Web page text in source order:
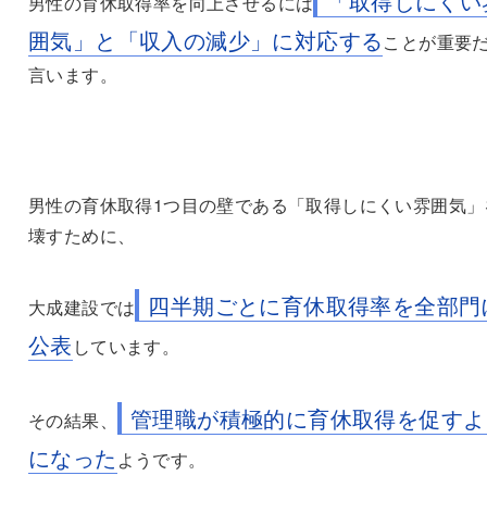
囲気」と「収入の減少」に対応することが重要
言います。
男性の育休取得1つ目の壁である「取得しにくい雰囲気
壊すために、
大成建設では
四半期ごとに育休取得率を全部門
公表 しています。
その結果、
管理職が積極的に育休取得を促す
になった ようです。